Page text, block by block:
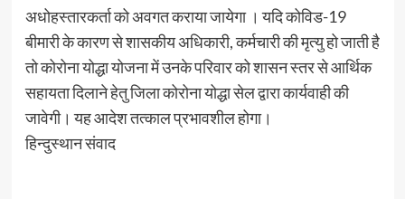
अधोहस्तारकर्ता को अवगत कराया जायेगा । यदि कोविड-19
बीमारी के कारण से शासकीय अधिकारी, कर्मचारी की मृत्यु हो जाती है
तो कोरोना योद्धा योजना में उनके परिवार को शासन स्तर से आर्थिक
सहायता दिलाने हेतु जिला कोरोना योद्धा सेल द्वारा कार्यवाही की
जावेगी। यह आदेश तत्काल प्रभावशील होगा।
हिन्दुस्थान संवाद